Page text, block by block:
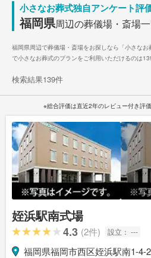
小さなお葬式独自アンケート評
福岡県周辺の葬儀場・斎場
福岡県周辺で葬儀場・斎場をお探しなら「小さな
で小さなお葬式のプランをご利用いただけるのは
検索結果139件
※総合評価は直近2年のレビュー付き評
姪浜駅南式場
4.3 (2件) 設立： ---
福岡県福岡市西区姪浜駅南1-4-